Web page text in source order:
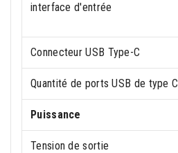
interface d'entrée
Connecteur USB Type-C
Quantité de ports USB de type C
Puissance
Tension de sortie